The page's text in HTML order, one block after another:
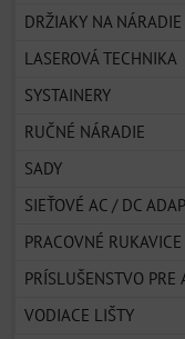
DRŽIAKY NA NÁRADIE
LASEROVÁ TECHNIKA
SYSTAINERY
RUČNÉ NÁRADIE
SADY
SIEŤOVÉ AC / DC
PRACOVNÉ RUKAVICE
PRÍSLUŠENSTVO
VODIACE LIŠTY